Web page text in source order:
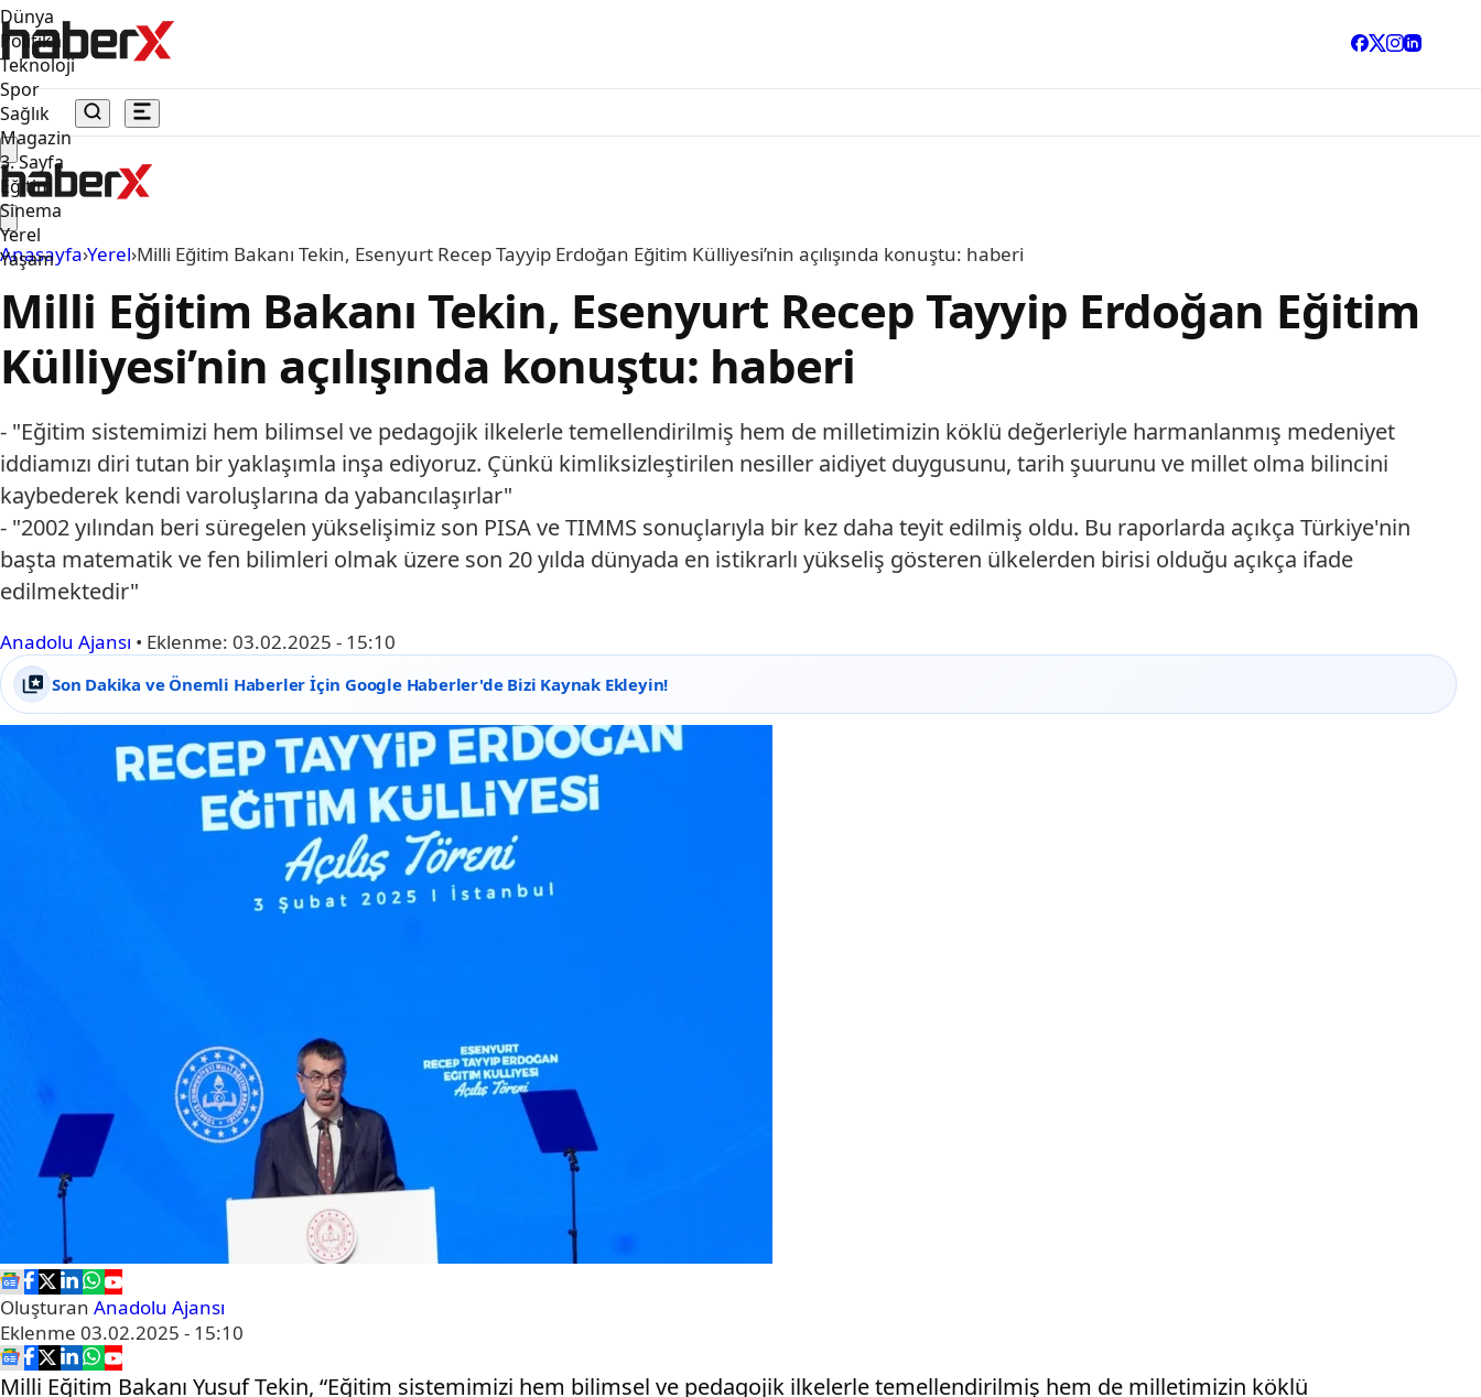
Dünya
Politika
Teknoloji
Spor
Sağlık
Magazin
3. Sayfa
Eğitim
Sinema
Yerel
Yaşam
Anasayfa›Yerel›Milli Eğitim Bakanı Tekin, Esenyurt Recep Tayyip Erdoğan Eğitim Külliyesi’nin açılışında konuştu: haberi
Milli Eğitim Bakanı Tekin, Esenyurt Recep Tayyip Erdoğan Eğitim
Külliyesi’nin açılışında konuştu: haberi
- "Eğitim sistemimizi hem bilimsel ve pedagojik ilkelerle temellendirilmiş hem de milletimizin köklü değerleriyle harmanlanmış medeniyet
iddiamızı diri tutan bir yaklaşımla inşa ediyoruz. Çünkü kimliksizleştirilen nesiller aidiyet duygusunu, tarih şuurunu ve millet olma bilincini
kaybederek kendi varoluşlarına da yabancılaşırlar"
- "2002 yılından beri süregelen yükselişimiz son PISA ve TIMMS sonuçlarıyla bir kez daha teyit edilmiş oldu. Bu raporlarda açıkça Türkiye'nin
başta matematik ve fen bilimleri olmak üzere son 20 yılda dünyada en istikrarlı yükseliş gösteren ülkelerden birisi olduğu açıkça ifade
edilmektedir"
Anadolu Ajansı • Eklenme: 03.02.2025 - 15:10
Son Dakika ve Önemli Haberler İçin Google Haberler'de Bizi Kaynak Ekleyin!
Oluşturan Anadolu Ajansı
Eklenme 03.02.2025 - 15:10
Milli Eğitim Bakanı Yusuf Tekin, “Eğitim sistemimizi hem bilimsel ve pedagojik ilkelerle temellendirilmiş hem de milletimizin köklü